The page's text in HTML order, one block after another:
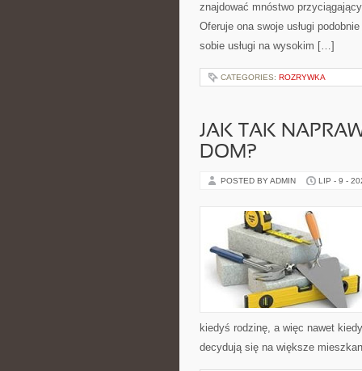
znajdować mnóstwo
Oferuje ona swoje usługi
sobie usługi na wysokim […]
CATEGORIES: ROZRYWKA
JAK TAK
DOM?
POSTED BY ADMIN LIP - 9 -
kiedyś rodzinę, a więc nawet
decydują się na większe